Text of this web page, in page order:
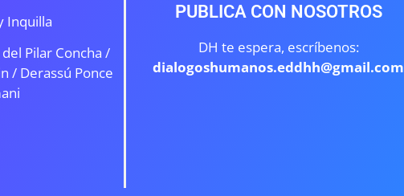
Inquilla
Pilar Concha /
/ Derassú Ponce
PUBLICA CON NOSOTROS
DH te espera, escríbenos:
dialogoshumanos.eddhh@gmail.com